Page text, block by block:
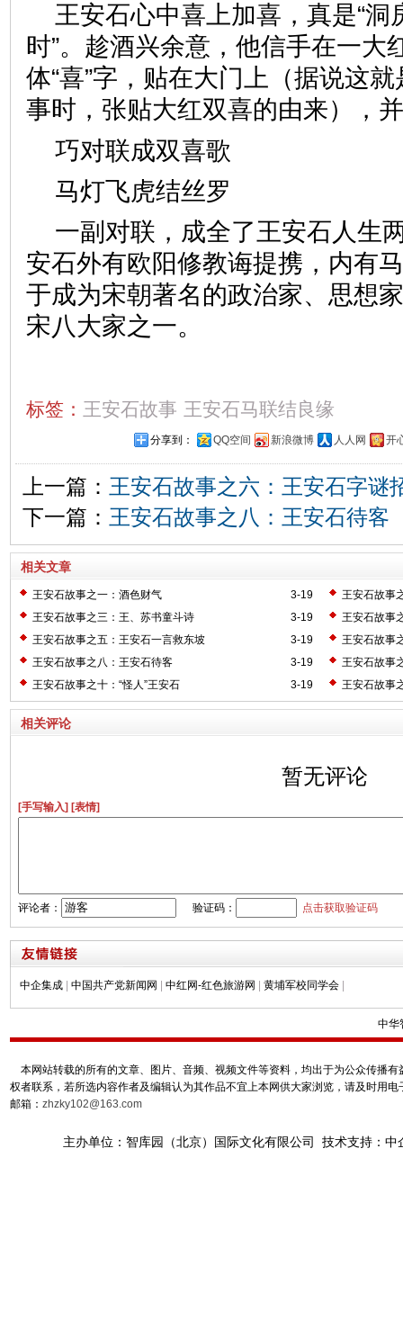
王安石心中喜上加喜，真是“
时”。趁酒兴余意，他信手在一大
体“喜”字，贴在大门上（据说这
事时，张贴大红双喜的由来），
巧对联成双喜歌
马灯飞虎结丝罗
一副对联，成全了王安石人生
安石外有欧阳修教诲提携，内有
于成为宋朝著名的政治家、思想
宋八大家之一。
标签： 王安石故事 王安石马联结良缘
分享到： QQ空间 新浪微博 人人网 开
上一篇： 王安石故事之六：王安石字谜
下一篇： 王安石故事之八：王安石待客
相关文章
3-19
王安石故事之一：酒色财气
王安石故事
3-19
王安石故事之三：王、苏书童斗诗
王安石故事
3-19
王安石故事之五：王安石一言救东坡
王安石故事
3-19
王安石故事之八：王安石待客
王安石故事
3-19
王安石故事之十：“怪人”王安石 王安石故事
相关评论
暂无评论
[手写输入] [表情]
评论者： 验证码： 点击获取验证码
中企集成 | 中国共产党新闻网 | 中红网-红色旅游网 | 黄埔军校同学会 |
中华
本网站转载的所有的文章、图片、音频、视频文件等资料，均出于为公众传播
权者联系，若所选内容作者及编辑认为其作品不宜上本网供大家浏览，请及时用
邮箱： zhzky102@163.com
主办单位：智库园（北京）国际文化有限公司 技术支持：